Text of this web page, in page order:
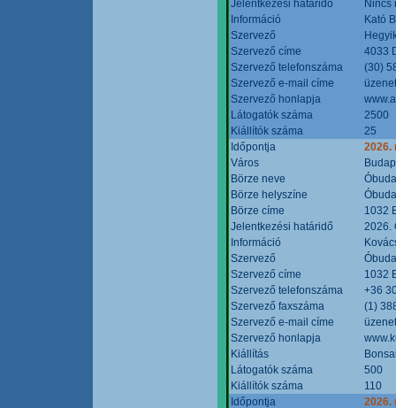
Jelentkezési határidő
Nincs
Információ
Kató
Szervező
Szervező címe
4033
Szervező telefonszáma
(30)
Szervező e-mail címe
Szervező honlapja
Látogatók száma
2500
Kiállítók száma
25
Időpontja
2026.
Város
Börze neve
Börze helyszíne
Börze címe
1032
Jelentkezési határidő
2026.
Információ
Szervező
Szervező címe
1032
Szervező telefonszáma
+36
Szervező faxszáma
(1)
Szervező e-mail címe
Szervező honlapja
Kiállítás
Látogatók száma
500
Kiállítók száma
110
Időpontja
2026.